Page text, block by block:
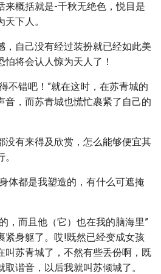
来概括就是-千秋无绝色，悦目是
下人。
，自己没有经过装扮就已经如此美
将会认人惊为天人了！
不错吧！”就在这时，在苏青城的
音，而苏青城也慌忙裹紧了自己的
没有来得及欣赏，怎么能够便宜其
体都是我塑造的，有什么可遮掩
，而且他（它）也在我的脑海里”
紧身躯了。哎!既然已经变成女孩
叫苏青城了，不然有些丢份啊，既
谐音，以后我就叫苏倾城了。